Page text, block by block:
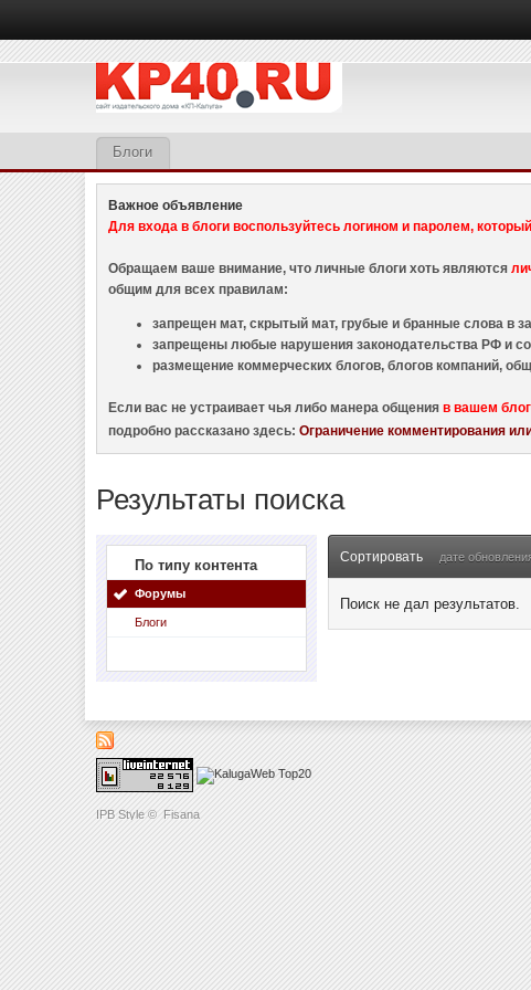
IPB Style © Fisana
Блоги
Важное объявление
Для входа в блоги воспользуйтесь логином и паролем,
Обращаем ваше внимание, что личные блоги хоть являются
общим для всех правилам:
запрещен мат, скрытый мат, грубые и бранные слова в
запрещены любые нарушения законодательства РФ и
размещение коммерческих блогов, блогов компаний,
Если вас не устраивает чья либо манера общенияв вашем
подробно рассказано здесь:Ограничение комментирования
Результаты поиска
По типу контента
Форумы
Блоги
Сортировать дате
Поиск не дал результатов.